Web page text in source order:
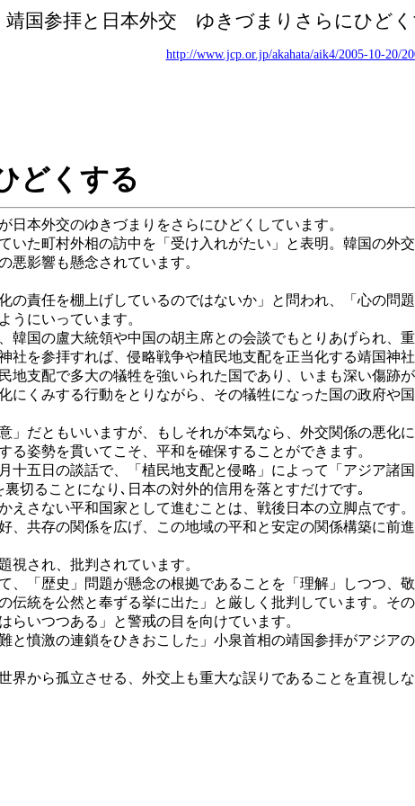
国参拝と日本外交 ゆきづまりさらにひど
http://www.jcp.or.jp/akahata/aik4/2005-10-20/
どくする
本外交のゆきづまりをさらにひどくしています。
た町村外相の訪中を「受け入れがたい」と表明。韓国の外
悪影響も懸念されています。
の責任を棚上げしているのではないか」と問われ、「心の
うにいっています。
国の盧大統領や中国の胡主席との会談でもとりあげられ、
を参拝すれば、侵略戦争や植民地支配を正当化する靖国神
支配で多大の犠牲を強いられた国であり、いまも深い傷跡
くみする行動をとりながら、その犠牲になった国の政府や
だともいいますが、もしそれが本気なら、外交関係の悪化
る姿勢を貫いてこそ、平和を確保することができます。
五日の談話で、「植民地支配と侵略」によって「アジア諸
切ることになり､日本の対外的信用を落とすだけです｡
さない平和国家として進むことは、戦後日本の立脚点です
、共存の関係を広げ、この地域の平和と安定の関係構築に前進
され、批判されています。
「歴史」問題が懸念の根拠であることを「理解」しつつ、
伝統を公然と奉ずる挙に出た」と厳しく批判しています。
らいつつある」と警戒の目を向けています。
憤激の連鎖をひきおこした」小泉首相の靖国参拝がアジア
から孤立させる、外交上も重大な誤りであることを直視しな